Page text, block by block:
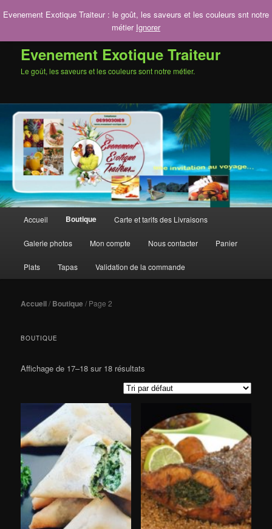
au
principal
au
secondaireEvenement Exotique Traiteur
Le goût, les saveurs et les couleurs sont notre métier.
principal
Accueil Boutique Carte et tarifs des Livraisons
Galerie photos Mon compte Nous contacter Panier
Plats Tapas Validation de la commande
Accueil/ Boutique/ Page 2
BOUTIQUE
Affichage de 17–18 sur 18 résultats
Evenement Exotique Traiteur : le goût, les saveurs et les couleurs snt notre
métier Ignorer